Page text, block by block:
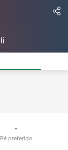
-
Pé preferido